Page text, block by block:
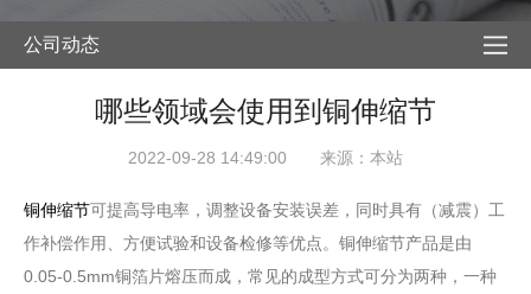
公司动态
哪些领域会使用到铜伸缩节
2022-09-28 14:49:00 来源：本站
铜伸缩节可提高导电率，调整设备安装误差，同时具有（减震）工
作补偿作用、方便试验和设备检修等优点。铜伸缩节产品是由
0.05-0.5mm铜箔片熔压而成，常见的成型方式可分为两种，一种